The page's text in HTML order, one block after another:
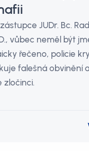
JUDr. Bc.
vůbec neměl být
řečeno, policie
falešná obvinění
zločinci.